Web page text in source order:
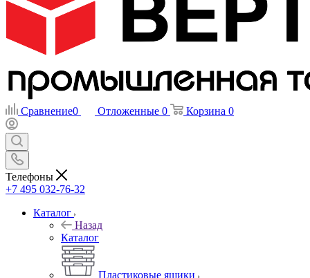
Сравнение0 Отложенные 0 Корзина 0
Телефоны
+7 495 032-76-32
Каталог
Назад
Каталог
Пластиковые ящики